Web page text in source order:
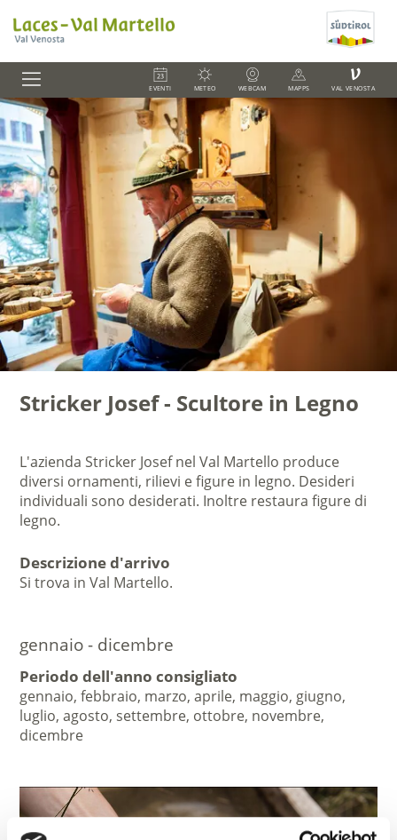
EVENTI METEO WEBCAM MAPPS
V
VAL VENOSTA
Stricker Josef - Scultore in Legno
L'azienda Stricker Josef nel Val Martello produce
diversi ornamenti, rilievi e figure in legno. Desideri
individuali sono desiderati. Inoltre restaura figure di
legno.
Descrizione d'arrivo
Si trova in Val Martello.
gennaio - dicembre
Periodo dell'anno consigliato
gennaio, febbraio, marzo, aprile, maggio, giugno,
luglio, agosto, settembre, ottobre, novembre,
dicembre